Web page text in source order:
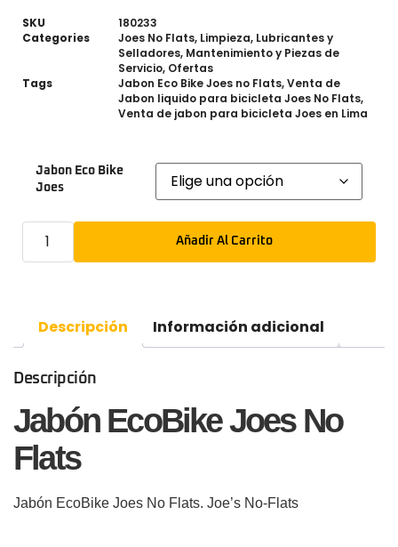
SKU
180233
Categories
Joes No Flats, Limpieza, Lubricantes y
Selladores, Mantenimiento y Piezas de
Servicio, Ofertas
Tags
Jabon Eco Bike Joes no Flats,Venta de
Jabon liquido para bicicleta Joes No Flats,
Venta de jabon para bicicleta Joes en Lima
Jabon Eco Bike
Joes
Añadir Al Carrito
Descripción Información adicional
Descripción
Jabón EcoBike Joes No
Flats
Jabón EcoBike Joes No Flats. Joe’s No-Flats